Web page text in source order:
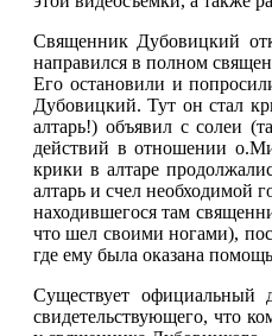
Священник Дубовицкий
направился в полном
Его остановили и
Дубовицкий. Тут он стал
алтарь!) объявил с солеи
действий в отношении
крики в алтаре
алтарь и счел необходимой
находившегося там
что шел своими ногами),
где ему была оказана
Существует официальный
свидетельствующего, что